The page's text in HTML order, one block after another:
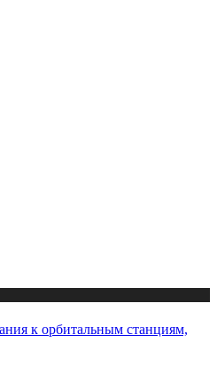
к орбитальным станциям,